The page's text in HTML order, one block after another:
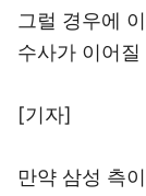
그럴 경우에
수사가 이어
[기자]
만약 삼성 측